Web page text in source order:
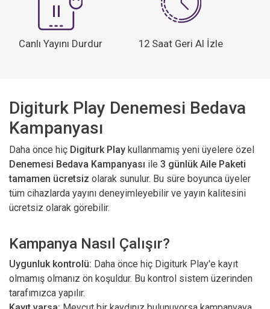
Canlı Yayını Durdur 12 Saat Geri Al İzle
Digiturk Play Denemesi Bedava
Kampanyası
Daha önce hiç Digiturk Play kullanmamış yeni üyelere özel
Denemesi Bedava Kampanyası ile 3 günlük Aile Paketi
tamamen ücretsiz olarak sunulur. Bu süre boyunca üyeler
tüm cihazlarda yayını deneyimleyebilir ve yayın kalitesini
ücretsiz olarak görebilir.
Kampanya Nasıl Çalışır?
Uygunluk kontrolü: Daha önce hiç Digiturk Play'e kayıt
olmamış olmanız ön koşuldur. Bu kontrol sistem üzerinden
tarafımızca yapılır.